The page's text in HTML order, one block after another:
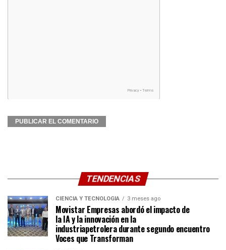
TENDENCIAS
CIENCIA Y TECNOLOGÍA 3 meses ago
Movistar Empresas abordó el impacto de
la IA y la innovación en la
industriapetrolera durante segundo encuentro
Voces que Transforman